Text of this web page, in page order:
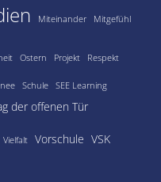
Miteinander Mitgefühl
Ostern Projekt Respekt
Schule
SEE Learning
der offenen Tür
Vielfalt Vorschule VSK